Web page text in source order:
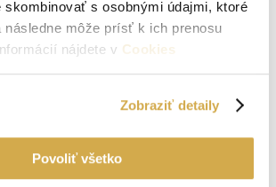
skombinovať s osobnými údajmi, ktoré
následne môže prísť k ich prenosu
nájdete v Cookies
Zobraziť detaily
Povoliť všetko